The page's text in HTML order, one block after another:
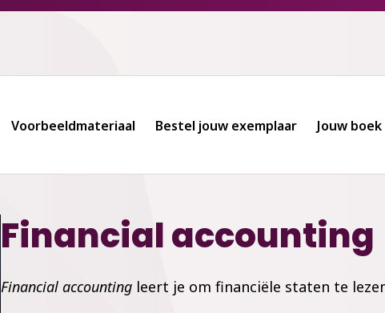
Voorbeeldmateriaal Bestel jouw exemplaar Jouw
Financial accounting
Financial accounting leert je om financiële staten te